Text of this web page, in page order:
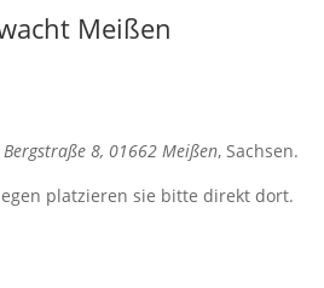
Meißen
Bergstraße 8, 01662 Meißen, Sachsen.
platzieren sie bitte direkt dort.